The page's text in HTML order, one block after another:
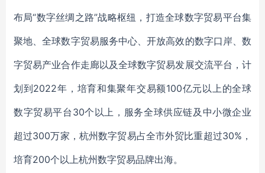
布局“数字丝绸之路”战略枢纽，打造全球数字贸易平台集
聚地、全球数字贸易服务中心、开放高效的数字口岸、数
字贸易产业合作走廊以及全球数字贸易发展交流平台，计
划到2022年，培育和集聚年交易额100亿元以上的全球
数字贸易平台30个以上，服务全球供应链及中小微企业
超过300万家，杭州数字贸易占全市外贸比重超过30%，
培育200个以上杭州数字贸易品牌出海。